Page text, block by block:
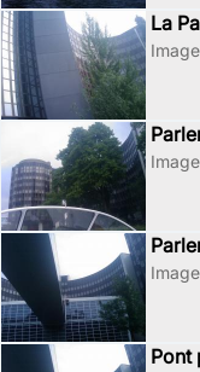
La
Pont